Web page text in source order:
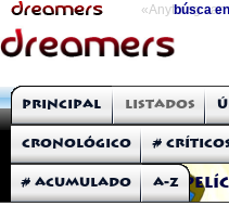
«Anything
búsca
THE DREAMERS
Críticas: Películas
Principal Listados
Cronológico #
# Acumulado A-Z